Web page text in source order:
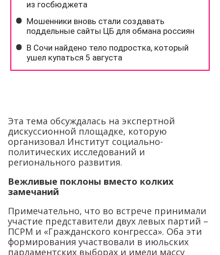
Эта тема обсуждалась на экспертной
дискуссионной площадке, которую
организовал Институт социально-
политических исследований и
регионального развития.
Вежливые поклоны вместо колких
замечаний
Примечательно, что во встрече принимали
участие представители двух левых партий –
ПСРМ и «Гражданского конгресса». Оба эти
формирования участвовали в июльских
парламентских выборах и имели массу